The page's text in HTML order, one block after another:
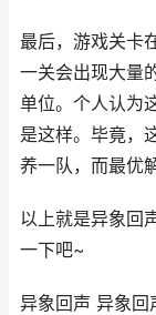
最后，游戏关卡
一关会出现大量
单位。个人认为
是这样。毕竟，
养一队，而最优
以上就是异象回
一下吧~
异象回声 异象回